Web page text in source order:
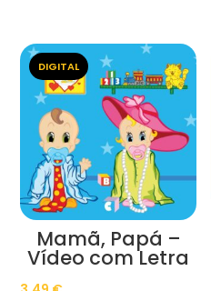
DIGITAL
Mamã, Papá –
Vídeo com Letra